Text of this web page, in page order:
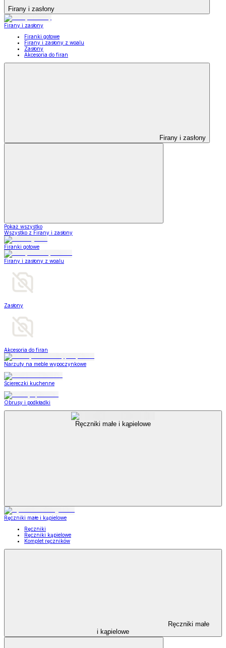
Firany i zasłony
Firany i zasłony
Firanki gotowe
Firany i zasłony z woalu
Zasłony
Akcesoria do firan
Firany i zasłony
Pokaż wszystko
Wszystko z Firany i zasłony
Firanki gotowe
Firany i zasłony z woalu
Zasłony
Akcesoria do firan
Narzuty na meble wypoczynkowe
Ściereczki kuchenne
Obrusy i podkładki
Ręczniki małe i kąpielowe
Ręczniki małe i kąpielowe
Ręczniki
Ręczniki kąpielowe
Komplet ręczników
Ręczniki małe
i kąpielowe